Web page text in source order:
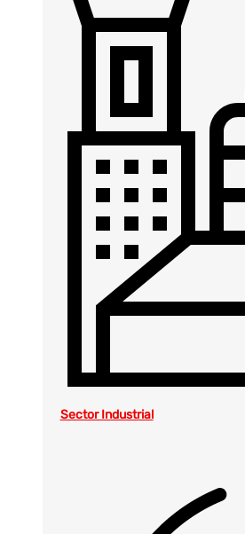
Sector Industrial